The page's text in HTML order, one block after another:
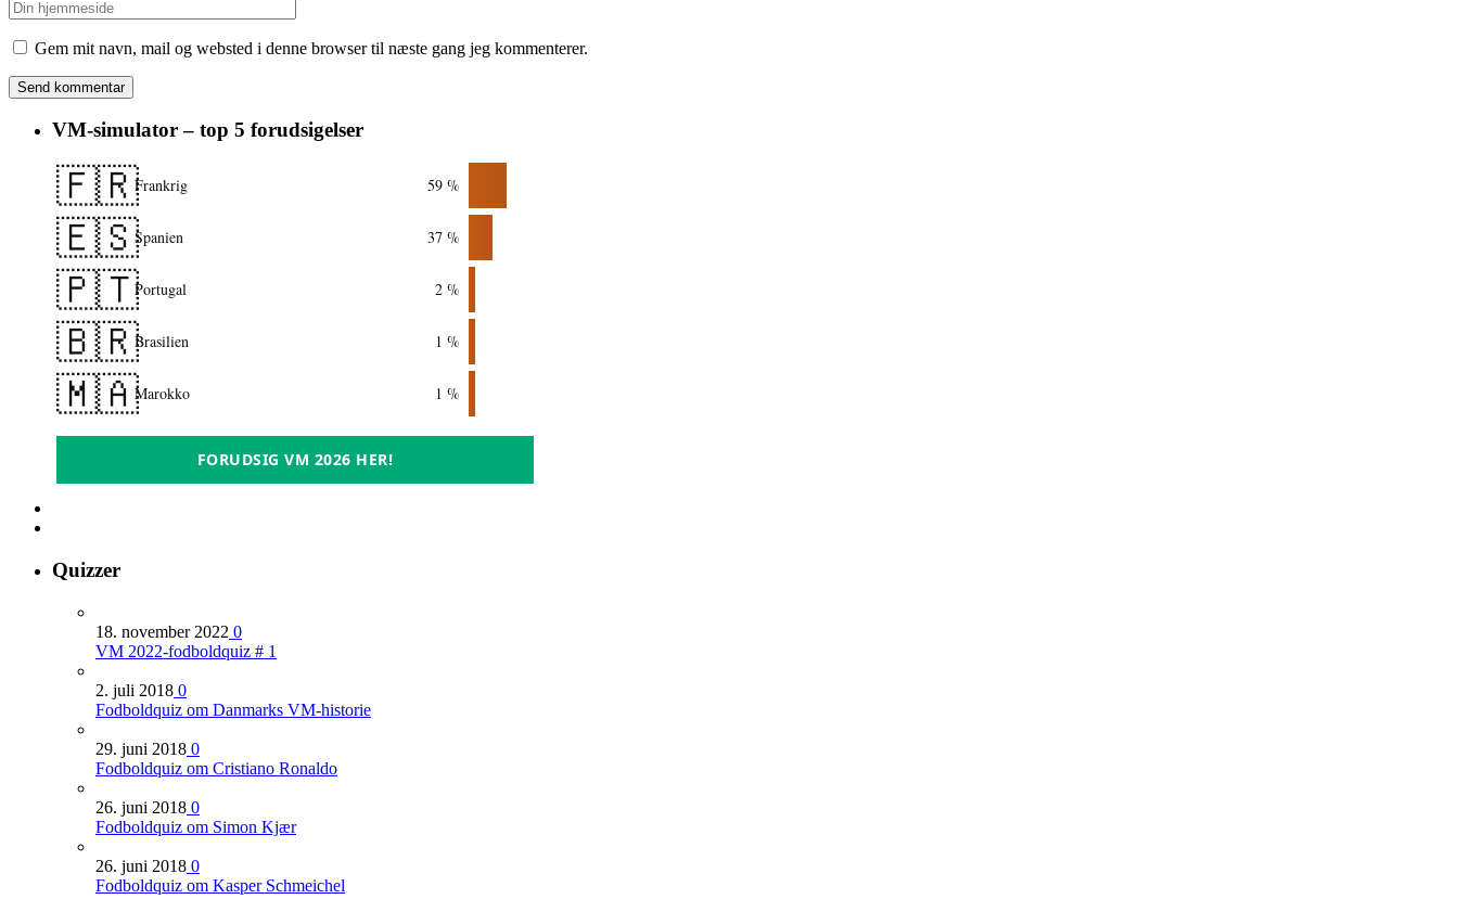
Gem mit navn, mail og websted i denne browser til næste gang jeg kommenterer.
VM-simulator – top 5 forudsigelser
🇫🇷Frankrig 59 %
🇪🇸Spanien 37 %
🇵🇹Portugal 2 %
🇧🇷Brasilien 1 %
🇲🇦Marokko 1 %
FORUDSIG VM 2026 HER!
Quizzer
18. november 2022 0
VM 2022-fodboldquiz # 1
2. juli 2018 0
Fodboldquiz om Danmarks VM-historie
29. juni 2018 0
Fodboldquiz om Cristiano Ronaldo
26. juni 2018 0
Fodboldquiz om Simon Kjær
26. juni 2018 0
Fodboldquiz om Kasper Schmeichel